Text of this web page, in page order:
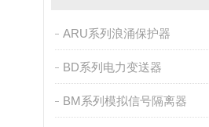
ARU系列浪涌保护器
BD系列电力变送器
BM系列模拟信号隔离器